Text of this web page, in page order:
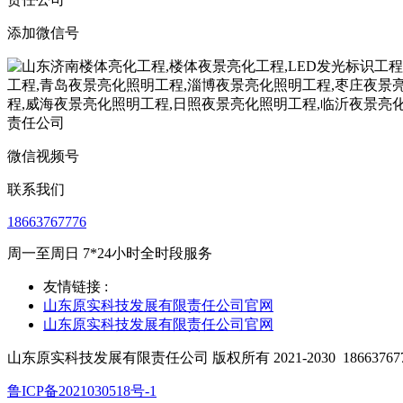
添加微信号
微信视频号
联系我们
18663767776
周一至周日 7*24小时全时段服务
友情链接 :
山东原实科技发展有限责任公司官网
山东原实科技发展有限责任公司官网
山东原实科技发展有限责任公司 版权所有 2021-2030
鲁ICP备2021030518号-1